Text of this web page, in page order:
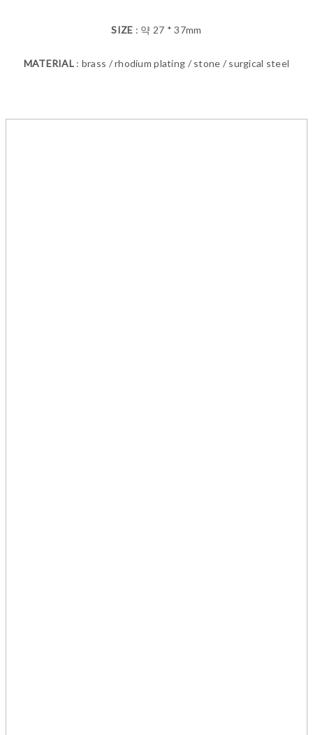
SIZE : 약 27 * 37mm
MATERIAL: brass / rhodium plating / stone / surgical steel